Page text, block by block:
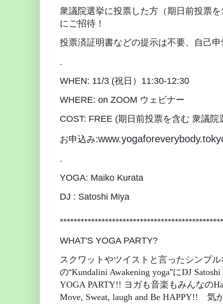
衆議院選挙に投票した方（期日前投票
にご招待！
投票済証明書などの提示は不要、自己
.
WHEN: 11/3 (祝日）11:30-12:30
WHERE: on ZOOM ウェビナー
COST: FREE (期日前投票を含む 衆議
お申込み:
.
YOGA: Maiko Kurata
DJ : Satoshi Miya
WHAT'S YOGA PARTY?
スクワットやツイストと言ったシンプ
の“Kundalini Awakening yoga”にDJ
YOGA PARTY!! ヨガも音楽もみんなの
Move, Sweat, laugh and Be HAPPY!!
気